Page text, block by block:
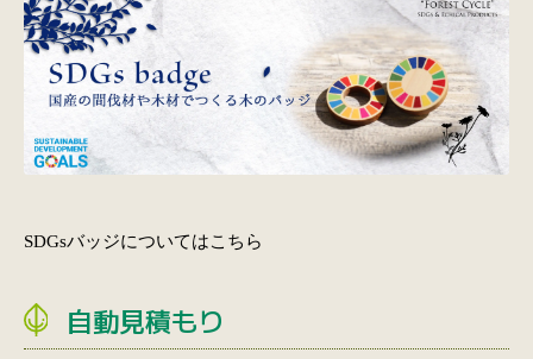
SDGsバッジについてはこちら
自動見積もり